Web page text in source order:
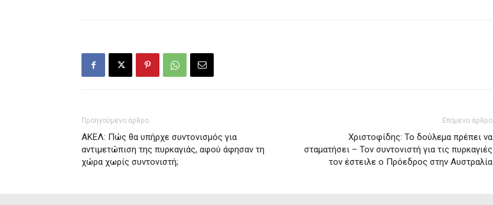
Προηγούμενο άρθρο
ΑΚΕΛ: Πώς θα υπήρχε συντονισμός για
αντιμετώπιση της πυρκαγιάς, αφού άφησαν τη
χώρα χωρίς συντονιστή;
Επόμενο άρθρο
Χριστοφίδης: Το δούλεμα πρέπει να
σταματήσει – Τον συντονιστή για τις πυρκαγιές
τον έστειλε ο Πρόεδρος στην Αυστραλία